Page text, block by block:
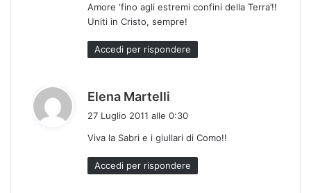
Amore ‘fino agli estremi confini della Terra’!!
Uniti in Cristo, sempre!
Accedi per rispondere
Elena Martelli
e
t
t
27 Luglio 2011 alle 0:30
Viva la Sabri e i giullari di Como!!
Accedi per rispondere